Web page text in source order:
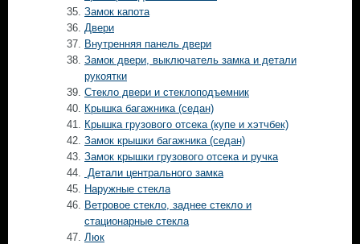
Замок капота
Двери
Внутренняя панель двери
Замок двери, выключатель замка и детали
рукоятки
Стекло двери и стеклоподъемник
Крышка багажника (седан)
Крышка грузового отсека (купе и хэтчбек)
Замок крышки багажника (седан)
Замок крышки грузового отсека и ручка
Детали центрального замка
Наружные стекла
Ветровое стекло, заднее стекло и
стационарные стекла
Люк